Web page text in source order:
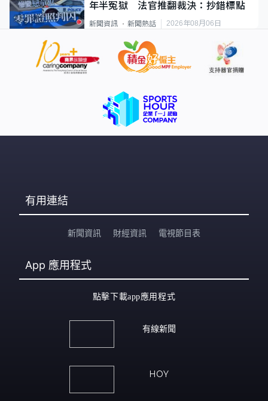
年半冤獄 法官推翻裁決：抄錯標點
新聞資訊 新聞熱話 2026年08月06日
有用連結
新聞資訊 財經資訊 電視節目表
App 應用程式
點擊下載app應用程式
有線新聞
HOY